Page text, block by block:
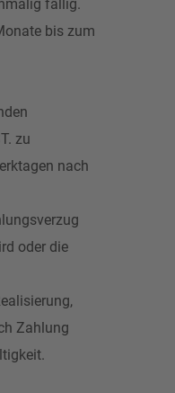
fällig.
bis zum
zu
nach
oder die
Zahlung